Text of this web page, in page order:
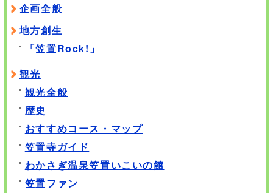
企画全般
地方創生
「笠置Rock!」
観光
観光全般
歴史
おすすめコース・マップ
笠置寺ガイド
わかさぎ温泉笠置いこいの館
笠置ファン